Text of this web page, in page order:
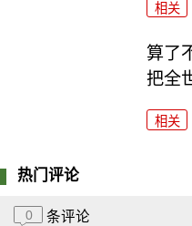
相关
算了
把全
相关
热门评论
0 条评论